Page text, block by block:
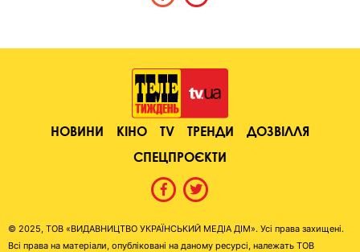
НОВИНИ КІНО TV ТРЕНДИ
ДОЗВІЛЛЯ
СПЕЦПРОЄКТИ
© 2025, ТОВ «ВИДАВНИЦТВО УКРАЇНСЬКИЙ МЕДІА ДІМ». Усі права захищені.
Всі права на матеріали, опубліковані на даному ресурсі, належать ТОВ